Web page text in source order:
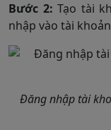
Bước 2: Tạo tài
nhập vào tài
Đăng nhập tài